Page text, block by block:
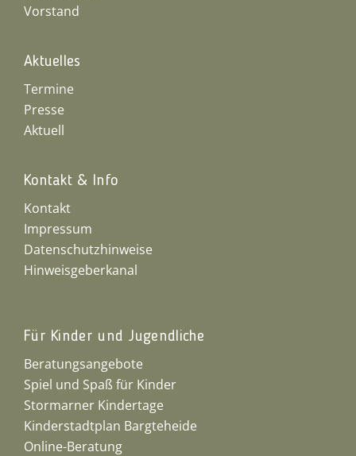
Vorstand
Aktuelles
Termine
Presse
Aktuell
Kontakt & Info
Kontakt
Impressum
Datenschutzhinweise
Hinweisgeberkanal
Für Kinder und Jugendliche
Beratungsangebote
Spiel und Spaß für Kinder
Stormarner Kindertage
Kinderstadtplan Bargteheide
Online-Beratung